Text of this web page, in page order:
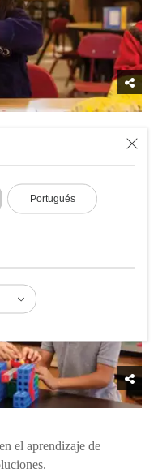
Portugués
STEAM para el
el aprendizaje de